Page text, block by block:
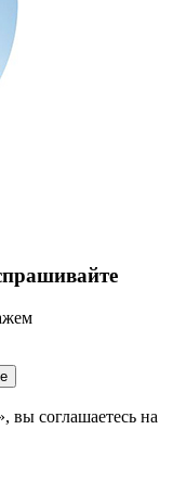
соглашаетесь на